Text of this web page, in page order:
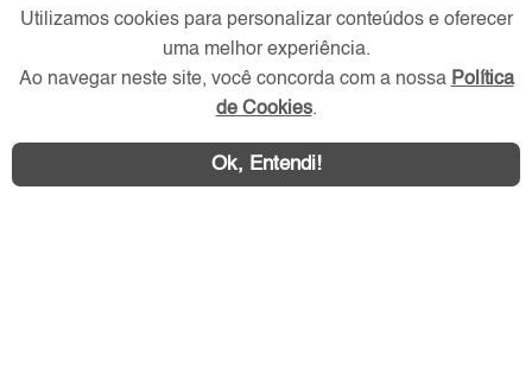
WhatsApp Contatar
Área exclusiva aos anunciantes,
acesse sua conta:
Utilizamos cookies para personalizar conteúdos e oferecer
uma melhor experiência.
Ao navegar neste site, você concorda com a nossa Política
de Cookies.
Ok, Entendi!